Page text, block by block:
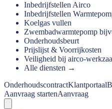
Inbedrijfstellen Airco
Inbedrijfstellen
Koelgas vullen
Zwembadwarmtepomp
Onderhoudsbeurt
Prijslijst & Voorrijkosten
Veiligheid bij airco-
Alle diensten →
OnderhoudscontractKlantportaal
Aanvraag startenAanvraag